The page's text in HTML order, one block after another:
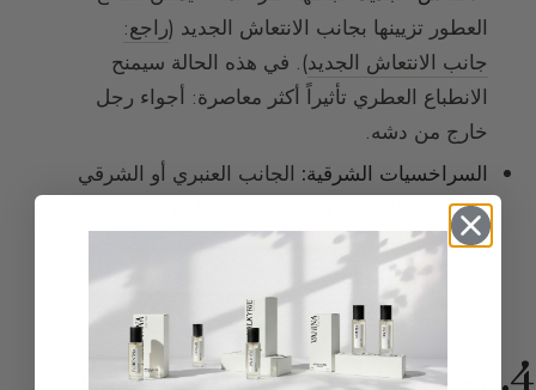
العطور تزيينها بجانب الانتعاش الجديد (راجع:
جانب الانتعاش الجديد). في هذه الحالة سيمنح
الانطباع العطري تأثيراً أكثر معاصرة: أجواء رجل
خارج من دشه.
السراخسيات الشرقية: الجانب العنبري أو الشرقي
(راجع: العائلة الشرقية
السراخسيات فيBrut
جديداً لهذه العائلة.
4. توجه جديد للسراخسيات